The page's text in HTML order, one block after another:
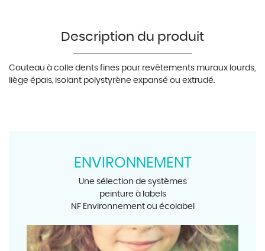
Description du produit
Couteau à colle dents fines pour revêtements muraux lourds,
liège épais, isolant polystyrène expansé ou extrudé.
ENVIRONNEMENT
Une sélection de systèmes
peinture à labels
NF Environnement ou écolabel